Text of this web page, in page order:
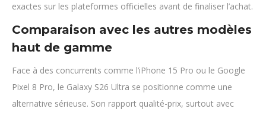
exactes sur les plateformes officielles avant de finaliser l’achat.
Comparaison avec les autres modèles
haut de gamme
Face à des concurrents comme l’iPhone 15 Pro ou le Google
Pixel 8 Pro, le Galaxy S26 Ultra se positionne comme une
alternative sérieuse. Son rapport qualité-prix, surtout avec